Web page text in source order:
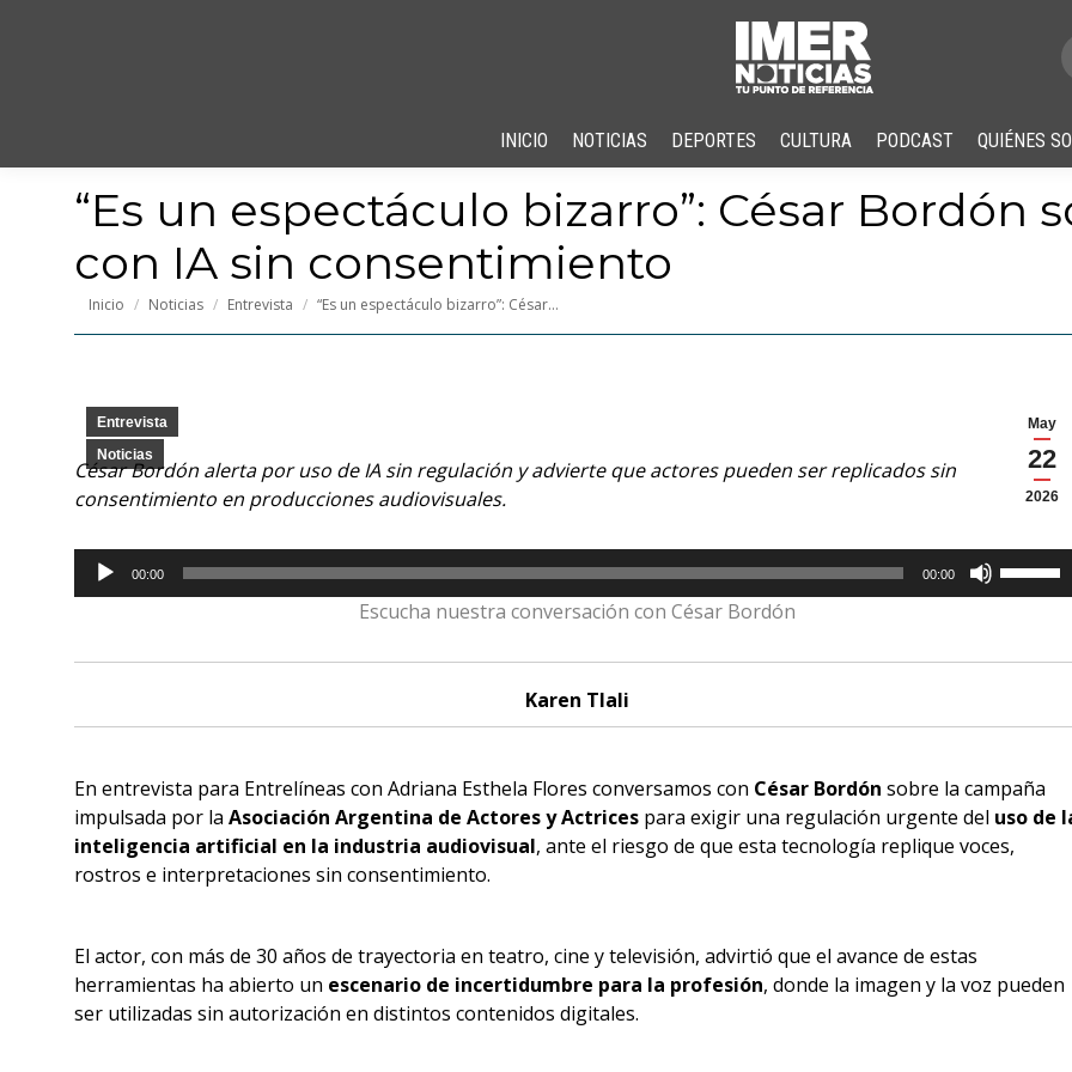
INICIO NOTICIAS DEPORTES CULTURA PODCAST QUIÉNES
“Es un espectáculo bizarro”: César Bordón
con IA sin consentimiento
Estás aquí:
Inicio Noticias Entrevista “Es un espectáculo bizarro”: César…
May
22
2026
Entrevista
Noticias
César Bordón alerta por uso de IA sin regulación y advierte que actores pueden ser replicados sin
consentimiento en producciones audiovisuales.
Reproductor
de
00:00 00:00
para
o
el
Escucha nuestra conversación con César Bordón
Karen Tlali
En entrevista para Entrelíneas con Adriana Esthela Flores conversamos con César Bordón sobre la campaña
impulsada por la Asociación Argentina de Actores y Actrices para exigir una regulación urgente del uso de
inteligencia artificial en la industria audiovisual, ante el riesgo de que esta tecnología replique voces,
rostros e interpretaciones sin consentimiento.
El actor, con más de 30 años de trayectoria en teatro, cine y televisión, advirtió que el avance de estas
herramientas ha abierto un escenario de incertidumbre para la profesión, donde la imagen y la voz pueden
ser utilizadas sin autorización en distintos contenidos digitales.